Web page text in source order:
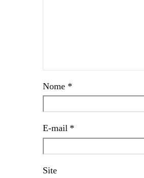
Nome *
E-mail *
Site